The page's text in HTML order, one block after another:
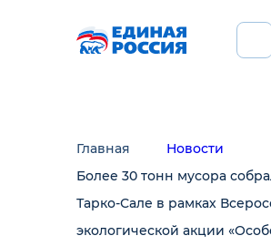
Главная
Новости
Более 30 тонн мусора
Тарко-Сале в рамках
экологической акции